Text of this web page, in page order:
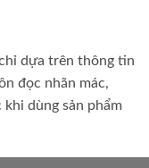
dựa trên thông tin
đọc nhãn mác,
dùng sản phẩm